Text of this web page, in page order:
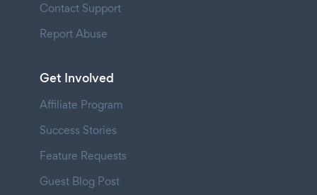
Contact Support
Report Abuse
Get Involved
Affiliate Program
Success Stories
Feature Requests
Guest Blog Post